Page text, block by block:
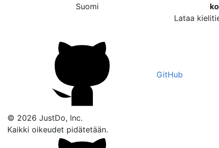
Suomi
Lataa
GitHub
© 2026 JustDo, Inc.
Kaikki oikeudet pidätetään.